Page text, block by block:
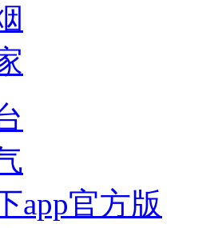
app官方版